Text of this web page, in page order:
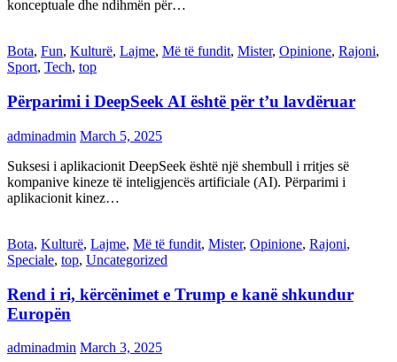
konceptuale dhe ndihmën për…
Bota, Fun, Kulturë, Lajme, Më të fundit, Mister, Opinione, Rajoni,
Sport, Tech, top
Përparimi i DeepSeek AI është për t’u lavdëruar
adminadmin March 5, 2025
Suksesi i aplikacionit DeepSeek është një shembull i rritjes së
kompanive kineze të inteligjencës artificiale (AI). Përparimi i
aplikacionit kinez…
Bota, Kulturë, Lajme, Më të fundit, Mister, Opinione, Rajoni,
Speciale, top, Uncategorized
Rend i ri, kërcënimet e Trump e kanë shkundur
Europën
adminadmin March 3, 2025